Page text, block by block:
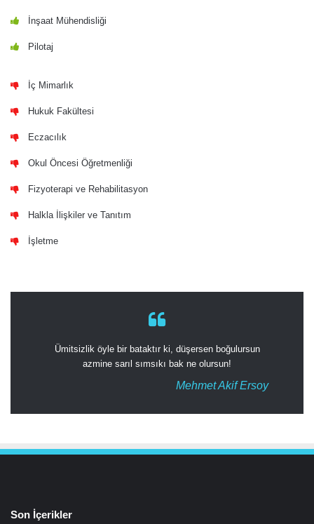
İnşaat Mühendisliği
Pilotaj
İç Mimarlık
Hukuk Fakültesi
Eczacılık
Okul Öncesi Öğretmenliği
Fizyoterapi ve Rehabilitasyon
Halkla İlişkiler ve Tanıtım
İşletme
Ümitsizlik öyle bir bataktır ki, düşersen boğulursun
azmine sarıl sımsıkı bak ne olursun!
Mehmet Akif Ersoy
Son İçerikler